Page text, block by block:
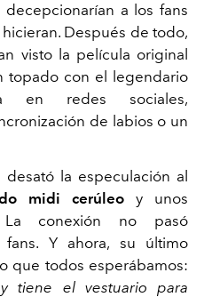
a los fans
Después de todo,
visto la película original
topado con el legendario
en redes sociales,
de labios o un
la especulación al
midi cerúleo y unos
conexión no pasó
Y ahora, su último
que todos esperábamos:
tiene el vestuario para